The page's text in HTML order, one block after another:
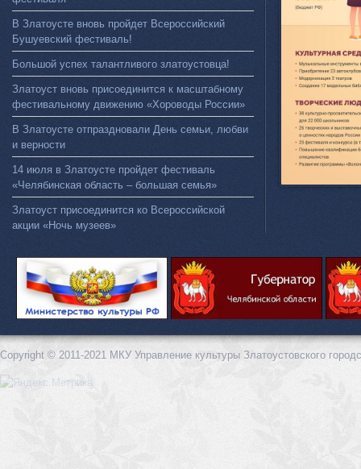
В Златоусте вновь пройдет Всероссийский
Бушуевский фестиваль!
Большой успех талантливого златоустовца!
Златоуст вновь присоединится к масштабному
фестивальному движению «Хороводы России»
В Златоусте отпраздновали День семьи, любви
и верности
14 июля в Златоусте пройдет фестиваль
«Челябинская область – большая семья»
Златоуст присоединится ко Всероссийской
акции «Ночь музеев»
Copyright © 2011-2021 МКУ Управление культуры Златоустовского